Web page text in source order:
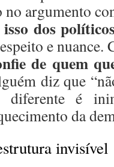
no argumento
dos
e nuance.
de quem
diz que
diferente é
da
invisível